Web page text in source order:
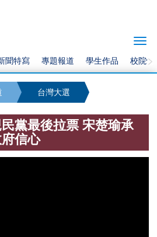
聞特寫 專題報道 學生作品 校院快
台灣大選
民黨最後拉票 宋楚瑜承
信心